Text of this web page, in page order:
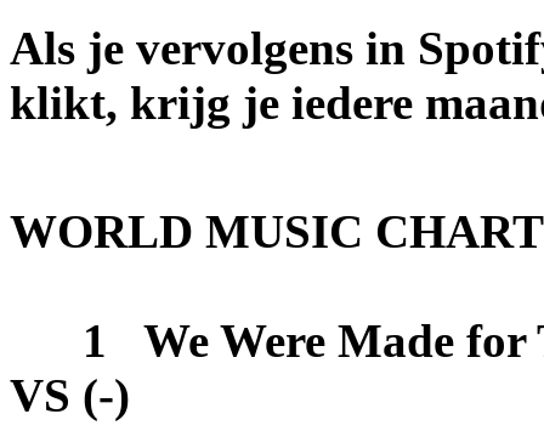
Als je vervolgens in
klikt, krijg je iedere
WORLD MUSIC
1 We Were Made for
VS (-)